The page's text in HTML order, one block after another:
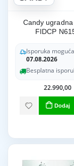
Candy
FIDCP
Isporuka
07.08.2026
Besplatna
22.990,00
Dodaj